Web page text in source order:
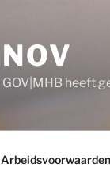
NOV
GOV|MHB heeft
Arbeidsvoorwaarden